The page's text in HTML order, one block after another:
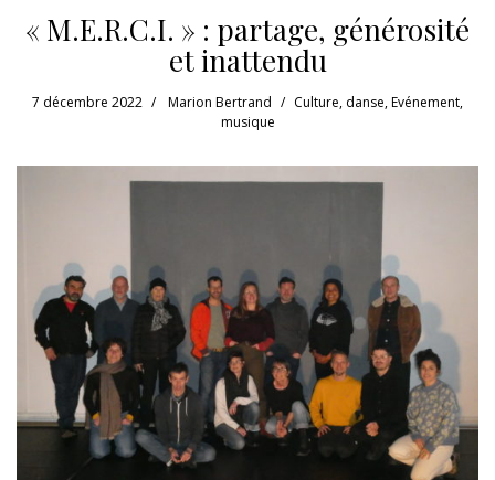
« M.E.R.C.I. » : partage, générosité
et inattendu
7 décembre 2022 Marion Bertrand Culture, danse,Evénement,
musique